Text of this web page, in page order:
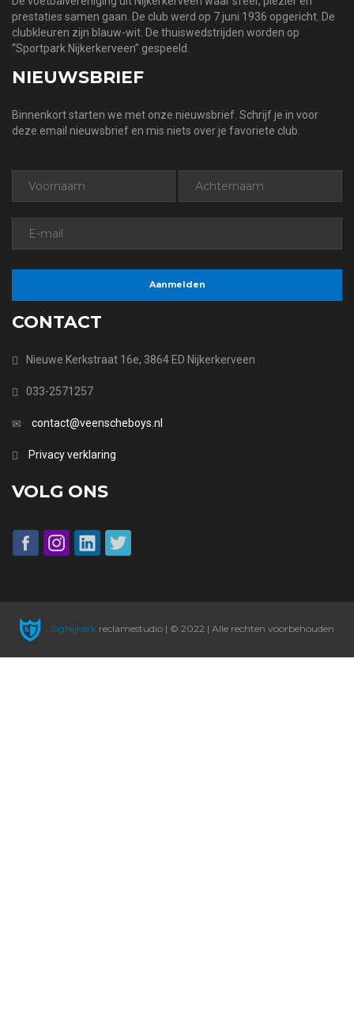
prestaties samen gaan. De club werd op 7 juni 1936 opgericht. De
clubkleuren zijn blauw-wit. De thuiswedstrijden worden op
“Sportpark Nijkerkerveen” gespeeld.
NIEUWSBRIEF
Binnenkort starten we met onze nieuwsbrief. Schrijf je in voor
deze email nieuwsbrief en mis niets over je favoriete club.
CONTACT
Nieuwe Kerkstraat 16e, 3864 ED Nijkerkerveen
033-2571257
contact@veenscheboys.nl
Privacy verklaring
VOLG ONS
SigNijkerkreclamestudio | © 2022 | Alle rechten voorbehouden